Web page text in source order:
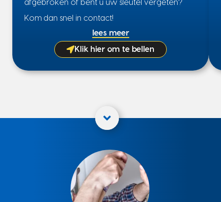
afgebroken of bent u uw sleutel vergeten?
Kom dan snel in contact!
lees meer
Klik hier om te bellen